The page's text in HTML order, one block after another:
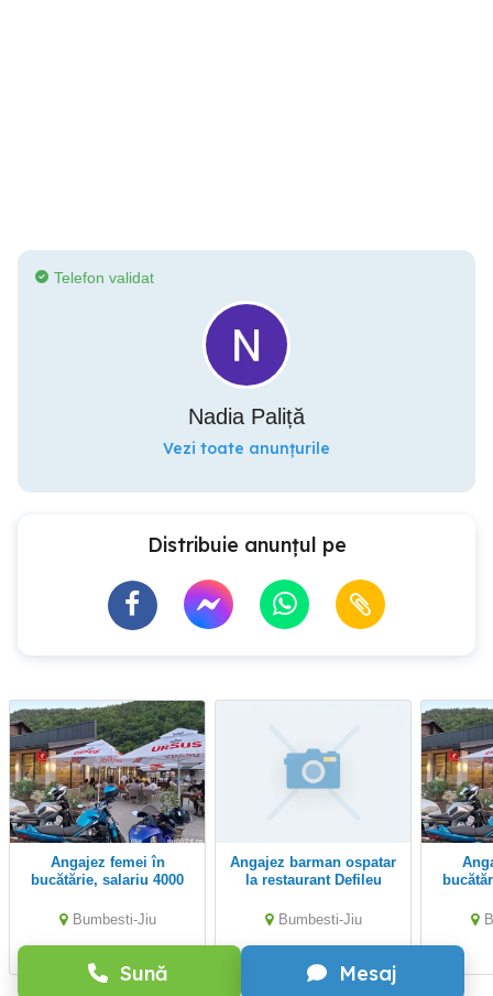
Sună Mesaj
Telefon validat
Nadia Paliță
Vezi toate anunțurile
Distribuie anunțul pe
Angajez femei în
bucătărie, salariu 4000
Bumbesti-Jiu
Angajez barman ospatar
la restaurant Defileu
Salariu 3500 lei in mână,
Bumbesti-Jiu
Angajez femei în